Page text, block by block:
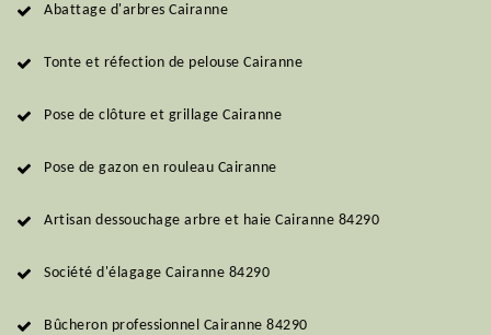
Abattage d'arbres Cairanne
Tonte et réfection de pelouse Cairanne
Pose de clôture et grillage Cairanne
Pose de gazon en rouleau Cairanne
Artisan dessouchage arbre et haie Cairanne 84290
Société d'élagage Cairanne 84290
Bûcheron professionnel Cairanne 84290